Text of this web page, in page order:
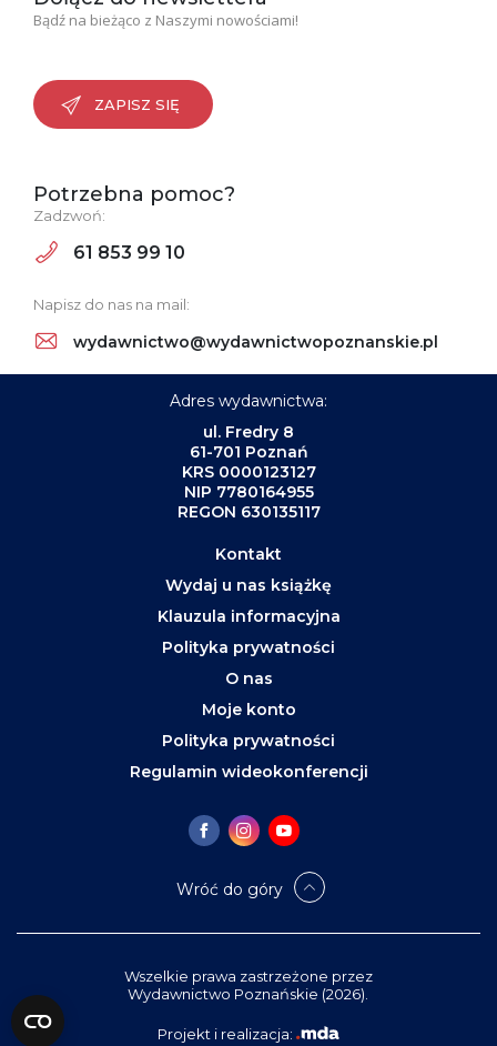
Bądź na bieżąco z Naszymi nowościami!
ZAPISZ SIĘ
Potrzebna pomoc?
Zadzwoń:
61 853 99 10
Napisz do nas na mail:
wydawnictwo@wydawnictwopoznanskie.pl
Adres wydawnictwa:
ul. Fredry 8
61-701 Poznań
KRS 0000123127
NIP 7780164955
REGON 630135117
Kontakt
Wydaj u nas książkę
Klauzula informacyjna
Polityka prywatności
O nas
Moje konto
Polityka prywatności
Regulamin wideokonferencji
Wróć do góry
Wszelkie prawa zastrzeżone przez
Wydawnictwo Poznańskie (2026).
Projekt i realizacja: